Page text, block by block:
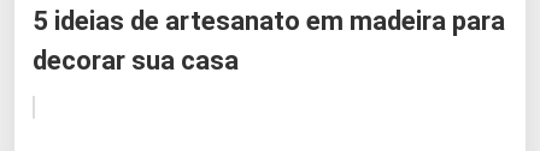
5 ideias de artesanato em madeira para
decorar sua casa